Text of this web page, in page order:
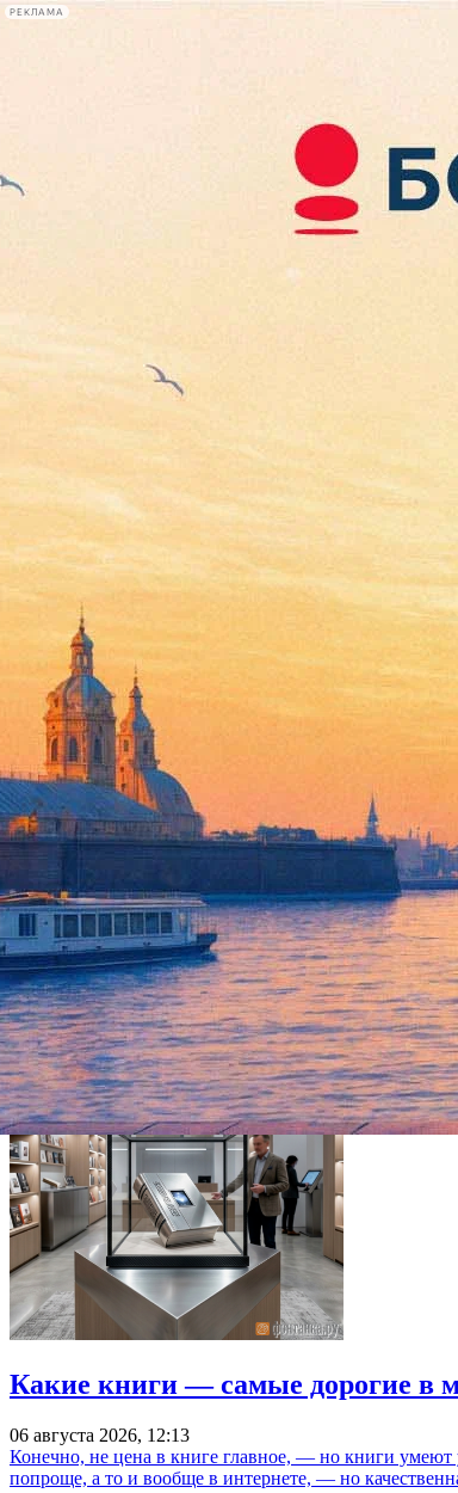
РЕКЛАМА
лекции
книги
В Эрмитаже открылись
09 сентября 2015,
Первая экспозиция посвящена культуре и
Музей выставил для обозрения жемчужины своей
изделия 15-17 веков, образцы художественного
живописи 19 века.
Вторая экспозиция носит название «Подарок
веке и описал впоследствии в своей книге.
рассказывает о жизни и быте тех стран, которые
увидеть керамику, ткани, костюмы, предметы
Фонтанка.ру
Проект "Афиша Plus" реализован на средства гранта
Какие книги — самые дорогие в
06 августа 2026, 12:13
Конечно, не цена в книге главное, — но книги умеют
попроще, а то и вообще в интернете, — но